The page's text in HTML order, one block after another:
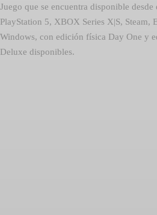
Juego que se encuentra disponible desde
PlayStation 5, XBOX Series X|S, Steam,
Windows, con edición física Day One y
Deluxe disponibles.